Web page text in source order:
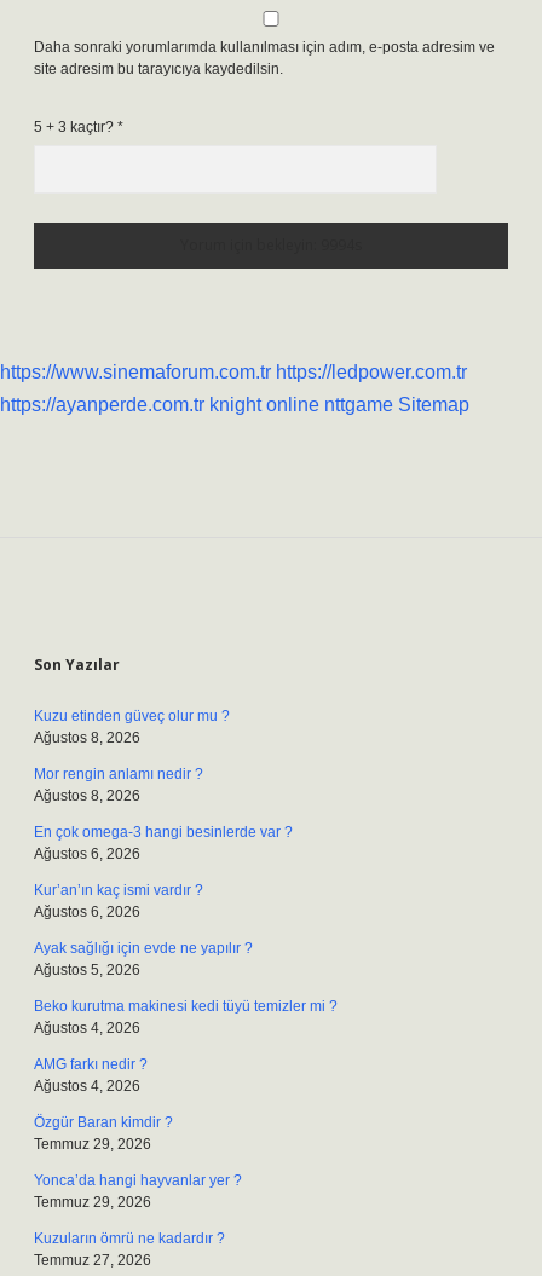
Daha sonraki yorumlarımda kullanılması için adım, e-posta adresim ve
site adresim bu tarayıcıya kaydedilsin.
5 + 3 kaçtır? *
https://www.sinemaforum.com.tr https://ledpower.com.tr
https://ayanperde.com.tr knight online nttgame Sitemap
Son Yazılar
Kuzu etinden güveç olur mu ?
Ağustos 8, 2026
Mor rengin anlamı nedir ?
Ağustos 8, 2026
En çok omega-3 hangi besinlerde var ?
Ağustos 6, 2026
Kur’an’ın kaç ismi vardır ?
Ağustos 6, 2026
Ayak sağlığı için evde ne yapılır ?
Ağustos 5, 2026
Beko kurutma makinesi kedi tüyü temizler mi ?
Ağustos 4, 2026
AMG farkı nedir ?
Ağustos 4, 2026
Özgür Baran kimdir ?
Temmuz 29, 2026
Yonca’da hangi hayvanlar yer ?
Temmuz 29, 2026
Kuzuların ömrü ne kadardır ?
Temmuz 27, 2026